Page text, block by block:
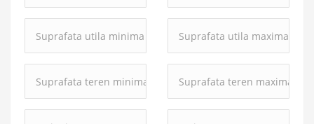
utila
minima:
utila
maxima:
teren
minima:
teren
maxima: